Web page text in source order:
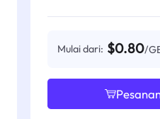
Mulai dari: $0.80/